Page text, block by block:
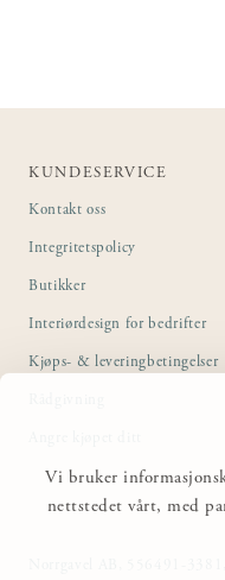
Vi bruker
nettstedet vårt, med
KUNDESERVICE
Kontakt oss
Integritetspolicy
Butikker
Interiørdesign for bedrifter
Kjøps- & leveringbetingelser